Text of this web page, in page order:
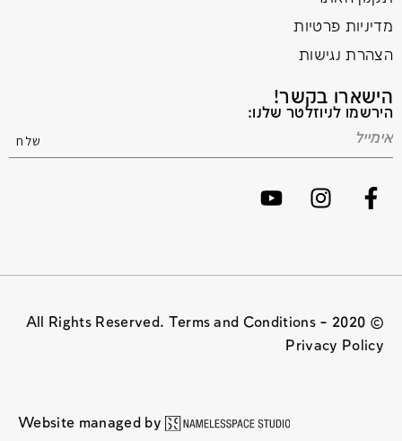
מדיניות פרטיות
הצהרת נגישות
הישארו בקשר!
הירשמו לניוזלטר שלנו:
© 2020 All Rights Reserved. Terms and Conditions –
Privacy Policy
Website managed by